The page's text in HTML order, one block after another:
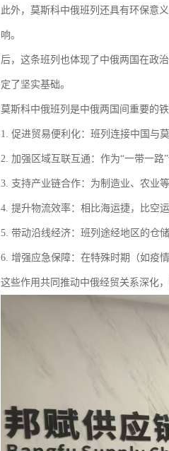
此外，莫斯科中俄班列还具有环保意
响。
后，这条班列也体现了中俄两国在政
定了坚实基础。
莫斯科中俄班列是中俄两国间重要的
1. 促进贸易便利化：班列连接中国与
2. 加强区域互联互通：作为“一带一路
3. 支持产业链合作：为制造业、农业
4. 提升物流效率：相比海运捷，比空
5. 带动沿线经济：班列途经地区的仓
6. 增强应急保障：在特殊时期（如疫
这些作用共同推动中俄经贸关系深化